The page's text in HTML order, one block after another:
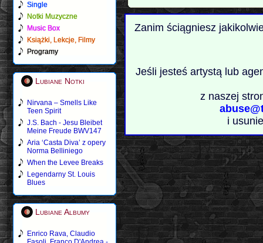
Single
Notki Muzyczne
Music Box
Książki, Lekcje, Filmy
Programy
Lubiane Notki
Nirvana – Smells Like
Teen Spirit
J.S. Bach - Jesu Bleibet
Meine Freude BWV147
Aria ‘Casta Diva’ z opery
Norma Belliniego
When the Levee Breaks
Legendarny St. Louis
Blues
Lubiane Albumy
Enrico Rava, Claudio
Zanim ściągniesz
Jeśli jesteś artystą lub
z naszej
i